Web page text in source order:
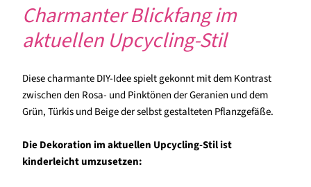
Charmanter Blickfang im
aktuellen Upcycling-Stil
Diese charmante DIY-Idee spielt gekonnt mit dem Kontrast
zwischen den Rosa- und Pinktönen der Geranien und dem
Grün, Türkis und Beige der selbst gestalteten Pflanzgefäße.
Die Dekoration im aktuellen Upcycling-Stil ist
kinderleicht umzusetzen: